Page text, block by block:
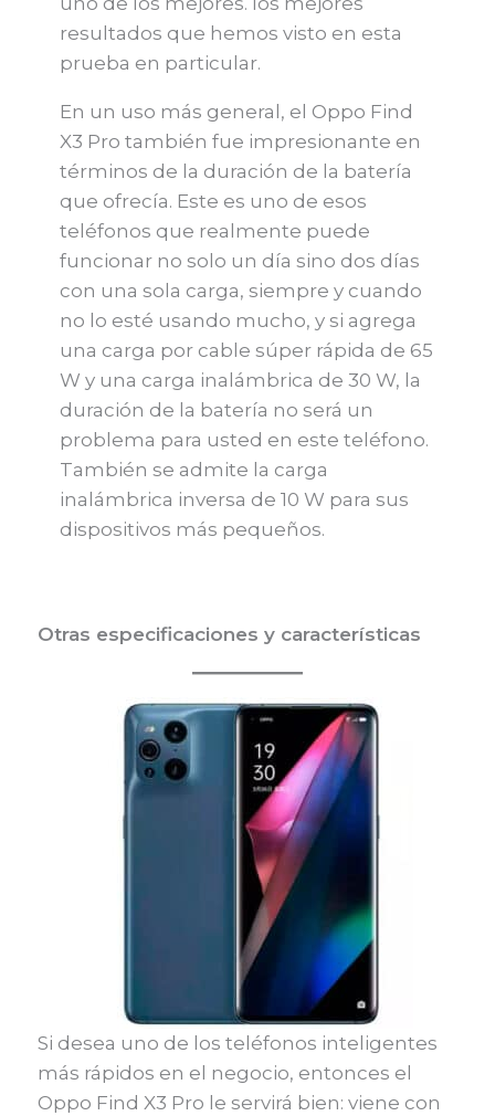
resultados que hemos visto en esta
prueba en particular.
En un uso más general, el Oppo Find
X3 Pro también fue impresionante en
términos de la duración de la batería
que ofrecía. Este es uno de esos
teléfonos que realmente puede
funcionar no solo un día sino dos días
con una sola carga, siempre y cuando
no lo esté usando mucho, y si agrega
una carga por cable súper rápida de 65
W y una carga inalámbrica de 30 W, la
duración de la batería no será un
problema para usted en este teléfono.
También se admite la carga
inalámbrica inversa de 10 W para sus
dispositivos más pequeños.
Otras especificaciones y características
Si desea uno de los teléfonos inteligentes
más rápidos en el negocio, entonces el
Oppo Find X3 Pro le servirá bien: viene con